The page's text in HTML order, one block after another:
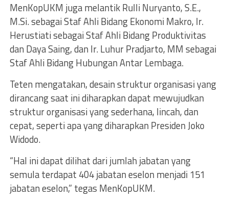
MenKopUKM juga melantik Rulli Nuryanto, S.E.,
M.Si. sebagai Staf Ahli Bidang Ekonomi Makro, Ir.
Herustiati sebagai Staf Ahli Bidang Produktivitas
dan Daya Saing, dan Ir. Luhur Pradjarto, MM sebagai
Staf Ahli Bidang Hubungan Antar Lembaga.
Teten mengatakan, desain struktur organisasi yang
dirancang saat ini diharapkan dapat mewujudkan
struktur organisasi yang sederhana, lincah, dan
cepat, seperti apa yang diharapkan Presiden Joko
Widodo.
“Hal ini dapat dilihat dari jumlah jabatan yang
semula terdapat 404 jabatan eselon menjadi 151
jabatan eselon,” tegas MenKopUKM.